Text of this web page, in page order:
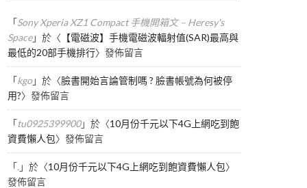
「Sony Xperia XZ1 Compact 手機開箱文 – Heresy's
Space」於〈 【電磁波】手機電磁波輻射值(SAR)最高與
最低的20部手機排行〉發佈留言
「kgo」於〈臉書開始言論管制嗎 ? 臉書帳號為何被停
用?〉發佈留言
「tu0925399900」於〈10月份千元以下4G上網吃到飽
資費懶人包〉發佈留言
「.」於〈10月份千元以下4G上網吃到飽資費懶人包〉
發佈留言